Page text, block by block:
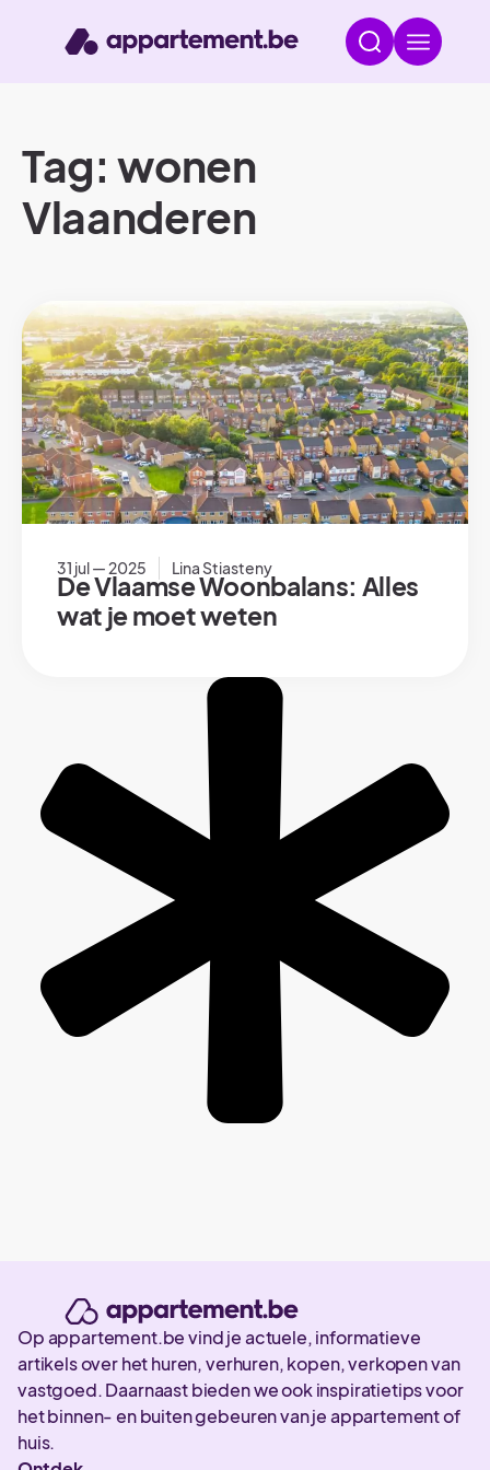
Tag: wonen
Vlaanderen
31 jul — 2025 Lina Stiasteny
De Vlaamse Woonbalans: Alles
wat je moet weten
Op appartement.be vind je actuele, informatieve
artikels over het huren, verhuren, kopen, verkopen van
vastgoed. Daarnaast bieden we ook inspiratietips voor
het binnen- en buiten gebeuren van je appartement of
huis.